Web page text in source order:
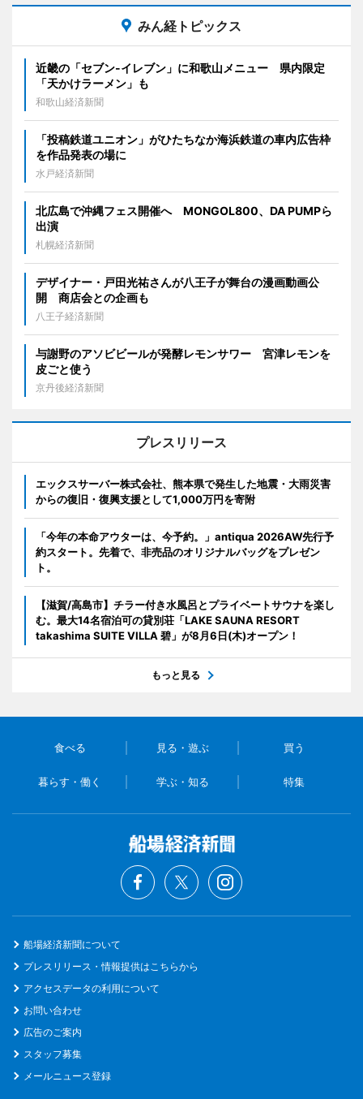
みん経トピックス
近畿の「セブン-イレブン」に和歌山メニュー 県内限定
「天かけラーメン」も
和歌山経済新聞
「投稿鉄道ユニオン」がひたちなか海浜鉄道の車内広告枠
を作品発表の場に
水戸経済新聞
北広島で沖縄フェス開催へ MONGOL800、DA PUMPら
出演
札幌経済新聞
デザイナー・戸田光祐さんが八王子が舞台の漫画動画公
開 商店会との企画も
八王子経済新聞
与謝野のアソビビールが発酵レモンサワー 宮津レモンを
皮ごと使う
京丹後経済新聞
プレスリリース
エックスサーバー株式会社、熊本県で発生した地震・大雨災害
からの復旧・復興支援として1,000万円を寄附
「今年の本命アウターは、今予約。」antiqua 2026AW先行予
約スタート。先着で、非売品のオリジナルバッグをプレゼン
ト。
【滋賀/高島市】チラー付き水風呂とプライベートサウナを楽し
む。最大14名宿泊可の貸別荘「LAKE SAUNA RESORT
takashima SUITE VILLA 碧」が8月6日(木)オープン！
もっと見る
食べる 見る・遊ぶ 買う
暮らす・働く 学ぶ・知る 特集
船場経済新聞について
プレスリリース・情報提供はこちらから
アクセスデータの利用について
お問い合わせ
広告のご案内
スタッフ募集
メールニュース登録